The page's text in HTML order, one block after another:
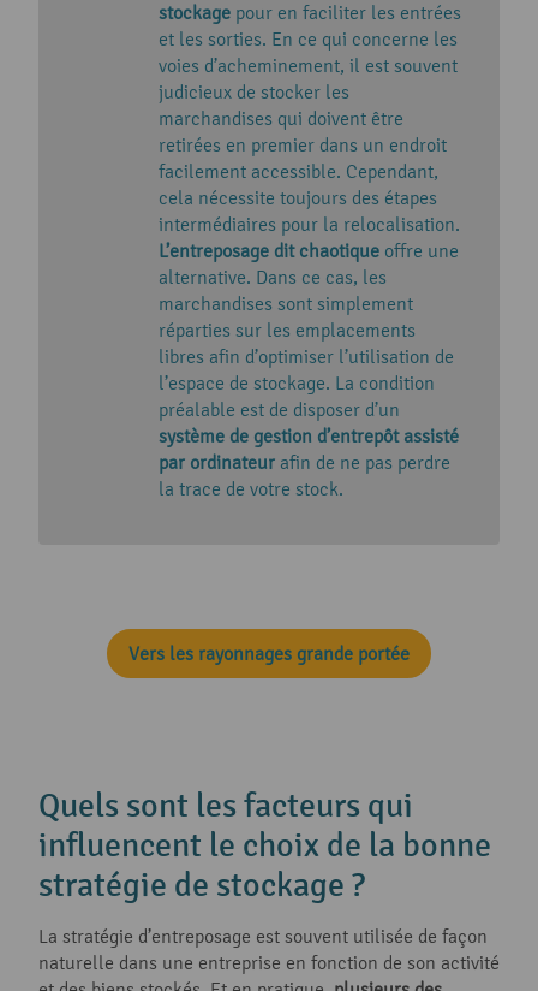
stockage pour en faciliter les entrées
et les sorties. En ce qui concerne les
voies d’acheminement, il est souvent
judicieux de stocker les
marchandises qui doivent être
retirées en premier dans un endroit
facilement accessible. Cependant,
cela nécessite toujours des étapes
intermédiaires pour la relocalisation.
L’entreposage dit chaotique offre une
alternative. Dans ce cas, les
marchandises sont simplement
réparties sur les emplacements
libres afin d’optimiser l’utilisation de
l’espace de stockage. La condition
préalable est de disposer d’un
système de gestion d’entrepôt assisté
par ordinateur afin de ne pas perdre
la trace de votre stock.
Vers les rayonnages grande portée
Quels sont les facteurs qui
influencent le choix de la bonne
stratégie de stockage ?
La stratégie d’entreposage est souvent utilisée de façon
naturelle dans une entreprise en fonction de son activité